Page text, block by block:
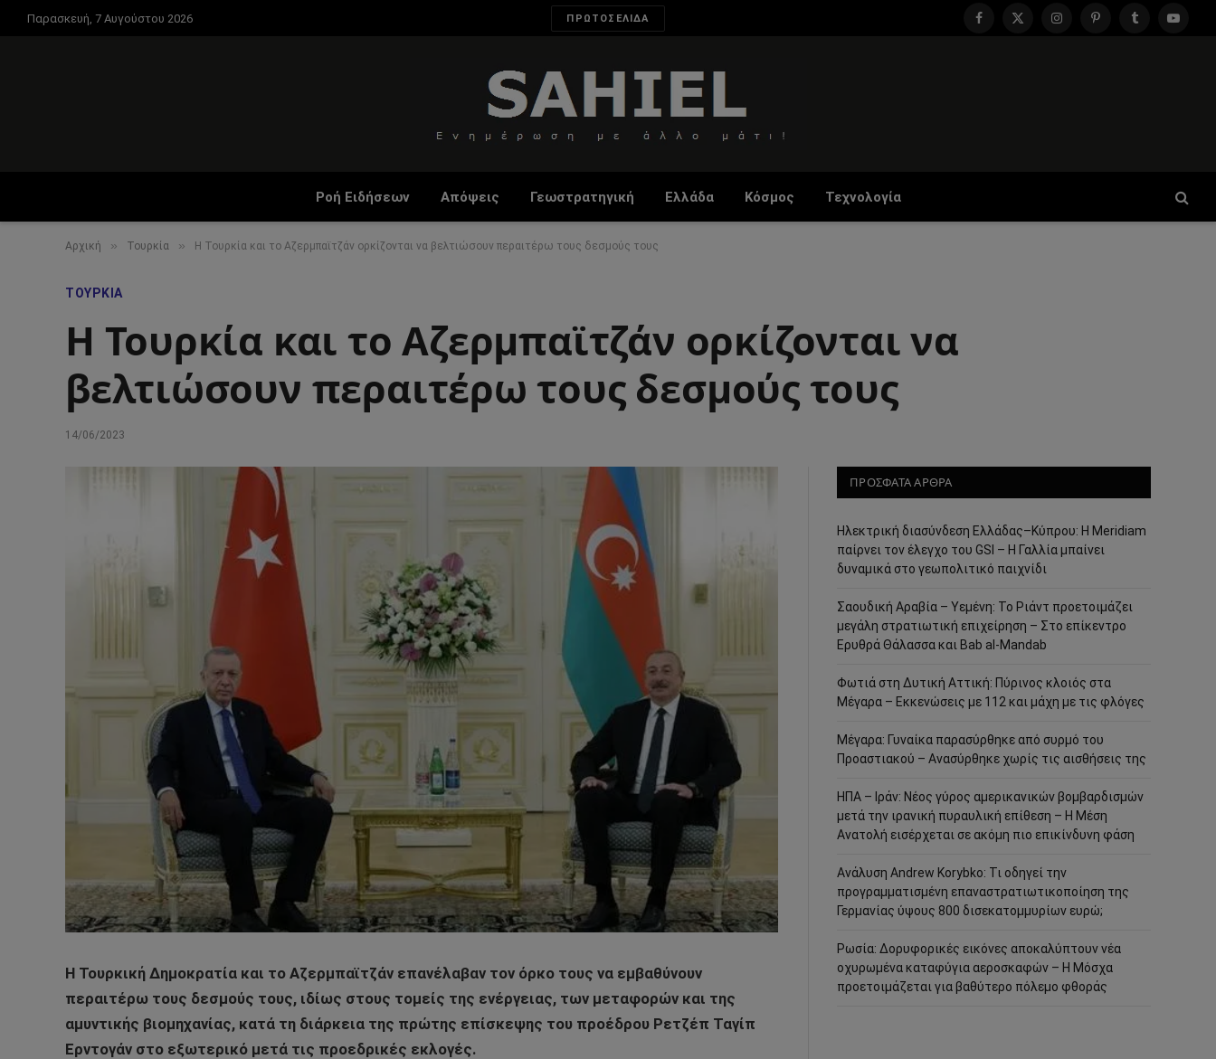
Παρασκευή, 7 Αυγούστου 2026 ΠΡΩΤΟΣΕΛΙΔΑ
Facebook
X
InstagramPinterestTumblr
Ροή Ειδήσεων Απόψεις Γεωστρατηγική Ελλάδα Κόσμος Τεχνολογία
Αρχική » Τουρκία » Η Τουρκία και το Αζερμπαϊτζάν ορκίζονται να βελτιώσουν περαιτέρω τους δεσμούς τους
ΤΟΥΡΚΊΑ
Η Τουρκία και το Αζερμπαϊτζάν ορκίζονται να
βελτιώσουν περαιτέρω τους δεσμούς τους
14/06/2023
Η Τουρκική Δημοκρατία και το Αζερμπαϊτζάν επανέλαβαν τον όρκο τους να εμβαθύνουν
περαιτέρω τους δεσμούς τους, ιδίως στους τομείς της ενέργειας, των μεταφορών και της
αμυντικής βιομηχανίας, κατά τη διάρκεια της πρώτης επίσκεψης του προέδρου Ρετζέπ Ταγίπ
Ερντογάν στο εξωτερικό μετά τις προεδρικές εκλογές.
ΠΡΟΣΦΑΤΑ ΑΡΘΡΑ
Ηλεκτρική διασύνδεση Ελλάδας–Κύπρου: Η Meridiam
παίρνει τον έλεγχο του GSI – Η Γαλλία μπαίνει
δυναμικά στο γεωπολιτικό παιχνίδι
Σαουδική Αραβία – Υεμένη: Το Ριάντ προετοιμάζει
μεγάλη στρατιωτική επιχείρηση – Στο επίκεντρο
Ερυθρά Θάλασσα και Bab al-Mandab
Φωτιά στη Δυτική Αττική: Πύρινος κλοιός στα
Μέγαρα – Εκκενώσεις με 112 και μάχη με τις φλόγες
Μέγαρα: Γυναίκα παρασύρθηκε από συρμό του
Προαστιακού – Ανασύρθηκε χωρίς τις αισθήσεις της
ΗΠΑ – Ιράν: Νέος γύρος αμερικανικών βομβαρδισμών
μετά την ιρανική πυραυλική επίθεση – Η Μέση
Ανατολή εισέρχεται σε ακόμη πιο επικίνδυνη φάση
Ανάλυση Andrew Korybko: Τι οδηγεί την
προγραμματισμένη επαναστρατιωτικοποίηση της
Γερμανίας ύψους 800 δισεκατομμυρίων ευρώ;
Ρωσία: Δορυφορικές εικόνες αποκαλύπτουν νέα
οχυρωμένα καταφύγια αεροσκαφών – Η Μόσχα
προετοιμάζεται για βαθύτερο πόλεμο φθοράς